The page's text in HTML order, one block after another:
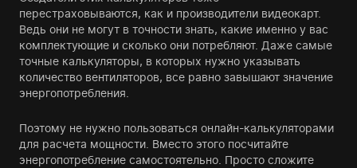
перестраховываются, как и производители видеокарт.
Ведь они не могут в точности знать, какие именно у вас
комплектующие и сколько они потребляют. Даже самые
точные калькуляторы, в которых нужно указывать
количество вентиляторов, все равно завышают значение
энергопотребления.
Поэтому не нужно пользоваться онлайн-калькуляторами
для расчета мощности. Вместо этого посчитайте
энергопотребление самостоятельно. Просто сложите